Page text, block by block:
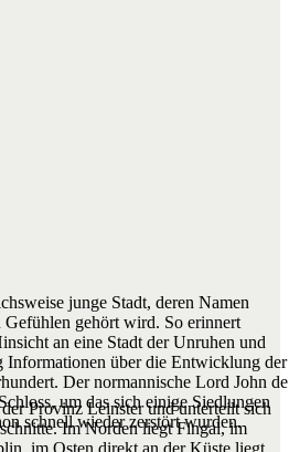
junge Stadt, deren Namen
gehört wird. So erinnert
an eine Stadt der Unruhen und
Informationen über die Entwicklung der
Der normannische Lord John de
um das sich einige Siedlungen
schnell wieder zerstört wurden.
Provinz Leinster und unterteilt sich
Im Norden liegt Fingal, im